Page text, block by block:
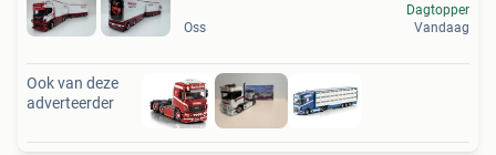
Oss
Dagtopper
Vandaag
Ook van deze
adverteerder